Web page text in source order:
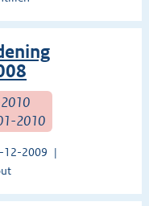
2010
12-2009